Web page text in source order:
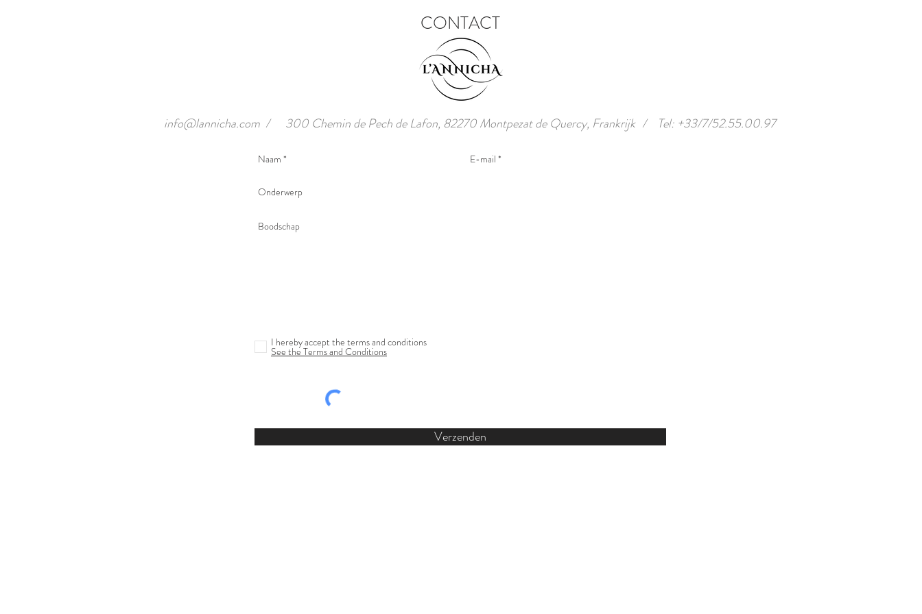
CONTACT
Tel: +33/7/52.55.00.97
info@lannicha.com 300 Chemin de Pech de Lafon, 82270 Montpezat de Quercy, Frankrijk
/ /
I hereby accept the terms and conditions
See the Terms and Conditions
Verzenden